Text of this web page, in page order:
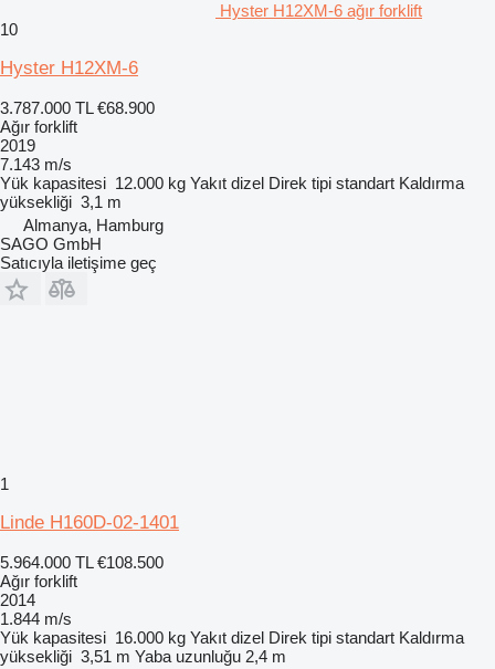
Hyster H12XM-6 ağır forklift
10
Hyster H12XM-6
3.787.000 TL €68.900
Ağır forklift
2019
7.143 m/s
Yük kapasitesi 12.000 kg Yakıt dizel Direk tipi standart Kaldırma
yüksekliği 3,1 m
Almanya, Hamburg
SAGO GmbH
Satıcıyla iletişime geç
1
Linde H160D-02-1401
5.964.000 TL €108.500
Ağır forklift
2014
1.844 m/s
Yük kapasitesi 16.000 kg Yakıt dizel Direk tipi standart Kaldırma
yüksekliği 3,51 m Yaba uzunluğu 2,4 m